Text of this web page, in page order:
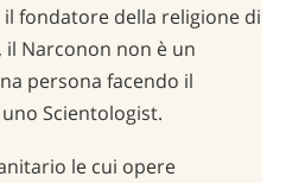
fondatore della religione di
il Narconon non è un
persona facendo il
Scientologist.
le cui opere